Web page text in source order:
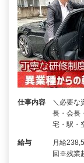
仕事内容
＼必要な
長・会長
宅・駅・
給与
月給
回※残業